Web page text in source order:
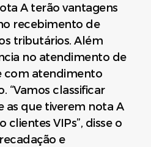
A terão vantagens
recebimento de
tributários. Além
no atendimento de
com atendimento
“Vamos classificar
as que tiverem nota A
VIPs”, disse o
e